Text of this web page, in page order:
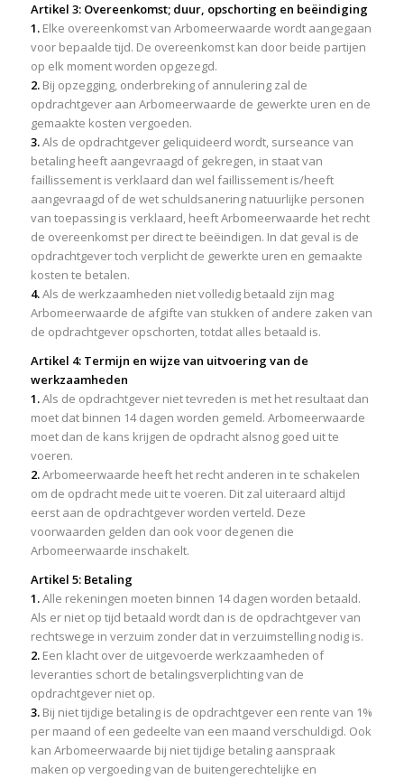
Artikel 3: Overeenkomst; duur, opschorting en beëindiging
1.Elke overeenkomst van Arbomeerwaarde wordt aangegaan
voor bepaalde tijd. De overeenkomst kan door beide partijen
op elk moment worden opgezegd.
2.Bij opzegging, onderbreking of annulering zal de
opdrachtgever aan Arbomeerwaarde de gewerkte uren en de
gemaakte kosten vergoeden.
3.Als de opdrachtgever geliquideerd wordt, surseance van
betaling heeft aangevraagd of gekregen, in staat van
faillissement is verklaard dan wel faillissement is/heeft
aangevraagd of de wet schuldsanering natuurlijke personen
van toepassing is verklaard, heeft Arbomeerwaarde het recht
de overeenkomst per direct te beëindigen. In dat geval is de
opdrachtgever toch verplicht de gewerkte uren en gemaakte
kosten te betalen.
4.Als de werkzaamheden niet volledig betaald zijn mag
Arbomeerwaarde de afgifte van stukken of andere zaken van
de opdrachtgever opschorten, totdat alles betaald is.
Artikel 4: Termijn en wijze van uitvoering van de
werkzaamheden
1.Als de opdrachtgever niet tevreden is met het resultaat dan
moet dat binnen 14 dagen worden gemeld. Arbomeerwaarde
moet dan de kans krijgen de opdracht alsnog goed uit te
voeren.
2.Arbomeerwaarde heeft het recht anderen in te schakelen
om de opdracht mede uit te voeren. Dit zal uiteraard altijd
eerst aan de opdrachtgever worden verteld. Deze
voorwaarden gelden dan ook voor degenen die
Arbomeerwaarde inschakelt.
Artikel 5: Betaling
1.Alle rekeningen moeten binnen 14 dagen worden betaald.
Als er niet op tijd betaald wordt dan is de opdrachtgever van
rechtswege in verzuim zonder dat in verzuimstelling nodig is.
2.Een klacht over de uitgevoerde werkzaamheden of
leveranties schort de betalingsverplichting van de
opdrachtgever niet op.
3.Bij niet tijdige betaling is de opdrachtgever een rente van 1%
per maand of een gedeelte van een maand verschuldigd. Ook
kan Arbomeerwaarde bij niet tijdige betaling aanspraak
maken op vergoeding van de buitengerechtelijke en